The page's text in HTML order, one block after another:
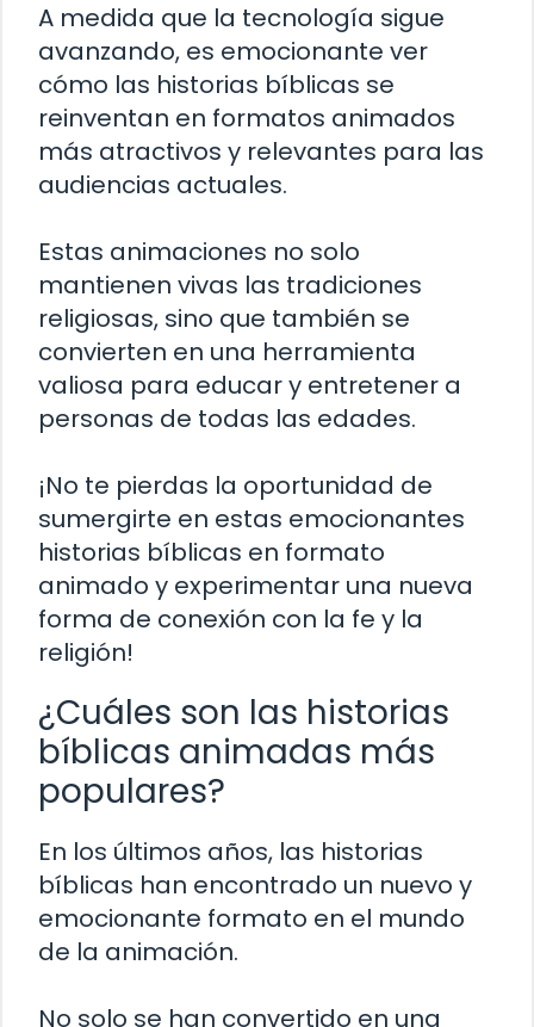
A medida que la tecnología sigue
avanzando, es emocionante ver
cómo las historias bíblicas se
reinventan en formatos animados
más atractivos y relevantes para las
audiencias actuales.
Estas animaciones no solo
mantienen vivas las tradiciones
religiosas, sino que también se
convierten en una herramienta
valiosa para educar y entretener a
personas de todas las edades.
¡No te pierdas la oportunidad de
sumergirte en estas emocionantes
historias bíblicas en formato
animado y experimentar una nueva
forma de conexión con la fe y la
religión!
¿Cuáles son las historias
bíblicas animadas más
populares?
En los últimos años, las historias
bíblicas han encontrado un nuevo y
emocionante formato en el mundo
de la animación.
No solo se han convertido en una